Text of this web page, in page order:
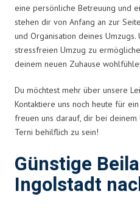
eine persönliche Betreuung und
stehen dir von Anfang an zur
und Organisation deines
stressfreien Umzug zu
deinem neuen Zuhause
Du möchtest mehr über unsere
Kontaktiere uns noch heute für
freuen uns darauf, dir bei deinem
Terni behilflich zu sein!
Günstige
Ingolstadt